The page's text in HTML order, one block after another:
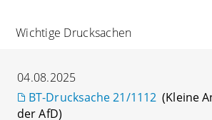
Wichtige Drucksachen
04.08.2025
BT-Drucksache 21/1112 (Kleine
der AfD)